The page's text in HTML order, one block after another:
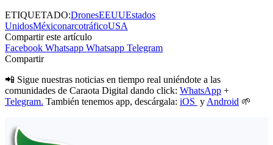
ETIQUETADO:DronesEEUUEstados
UnidosMéxiconarcotráficoUSA
Compartir este artículo
Facebook Whatsapp Whatsapp Telegram
Compartir
📲 Sigue nuestras noticias en tiempo real uniéndote a las
comunidades de Caraota Digital dando click: WhatsApp +
Telegram. También tenemos app, descárgala: iOS y Android 🌱